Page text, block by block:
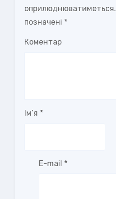
оприлюднюватиметься.
позначені *
Коментар
Ім’я *
E-mail *